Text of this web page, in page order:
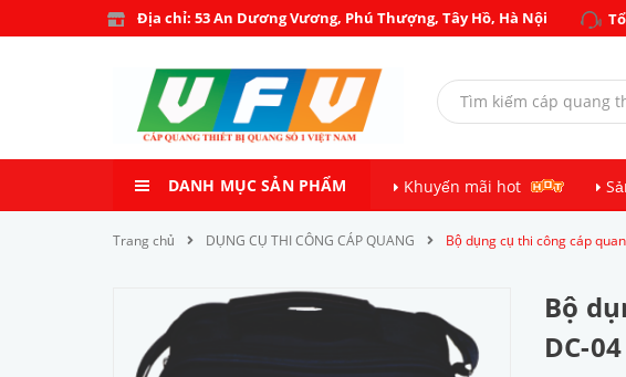
Địa chỉ: 53 An Dương Vương, Phú Thượng, Tây Hồ, Hà Nội
DANH MỤC SẢN PHẨM Khuyến mãi hot
Trang chủ DỤNG CỤ THI CÔNG CÁP QUANG Bộ dụng cụ thi công cáp
Bộ
DC-04